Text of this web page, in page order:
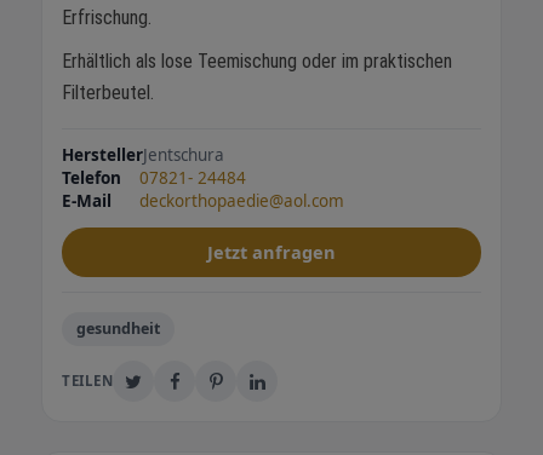
Erfrischung.
Erhältlich als lose Teemischung oder im praktischen
Filterbeutel.
HerstellerJentschura
Telefon
07821- 24484
E-Mail
deckorthopaedie@aol.com
Jetzt anfragen
gesundheit
TEILEN